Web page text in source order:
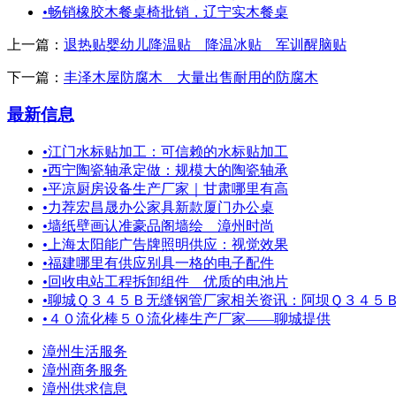
•畅销橡胶木餐桌椅批销，辽宁实木餐桌
上一篇： 退热贴婴幼儿降温贴 降温冰贴 军训醒脑贴
下一篇： 丰泽木屋防腐木 大量出售耐用的防腐木
最新信息
•江门水标贴加工：可信赖的水标贴加工
•西宁陶瓷轴承定做：规模大的陶瓷轴承
•平凉厨房设备生产厂家｜甘肃哪里有高
•力荐宏昌晟办公家具新款厦门办公桌
•墙纸壁画认准豪品阁墙绘 漳州时尚
• 上海太阳能广告牌照明供应：视觉效果
•福建哪里有供应别具一格的电子配件
•回收电站工程拆卸组件＿优质的电池片
•聊城Ｑ３４５Ｂ无缝钢管厂家相关资讯：阿坝Ｑ３４５
• ４０流化棒５０流化棒生产厂家——聊城提供
漳州生活服务
漳州商务服务
漳州供求信息